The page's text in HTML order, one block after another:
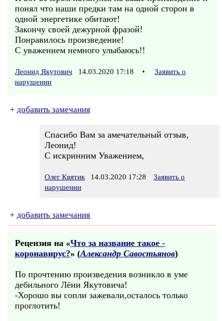
понял что наши предки там на одной сторон в
одной энергетике обитают!
Закончу своей дежурной фразой!
Понравилось произведение!
С уважением немного улыбаюсь!!
Леонид Якутович 14.03.2020 17:18 •
Заявить о
нарушении
+ добавить замечания
Спасибо Вам за амечательный отзыв,
Леонид!
С искринним Уважением,
Олег Квятик 14.03.2020 17:28
Заявить о
нарушении
+ добавить замечания
Рецензия на «Что за название такое -
коронавирус?» (Александр Савостьянов)
По прочтению произведения возникло в уме
дебильного Лёни Якутовича!
-Хорошо вы сопли зажевали,осталось только
проглотить!